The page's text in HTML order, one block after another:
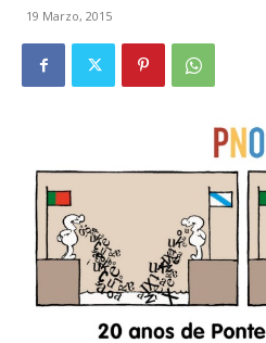
19 Marzo, 2015